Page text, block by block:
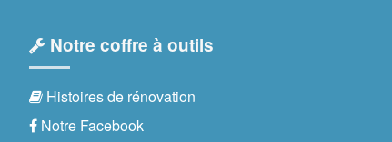
Notre coffre à outils
Histoires de rénovation
Notre Facebook